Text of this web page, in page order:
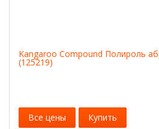
Kangaroo Compound Полироль
(125219)
Все цены Купить